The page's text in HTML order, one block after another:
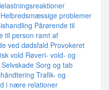
Helbredsmæssige problemer
Pårørende til
til person ramt af
ved dødsfald Provokeret
vold Røveri- vold- og
Selvskade Sorg og tab
Trafik- og
i nære relationer